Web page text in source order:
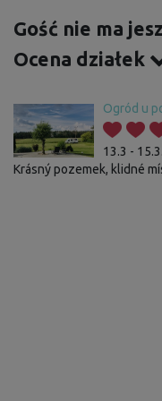
Gość nie ma
Ocena działek
Ogród u
13.3 -
Krásný pozemek, klidné